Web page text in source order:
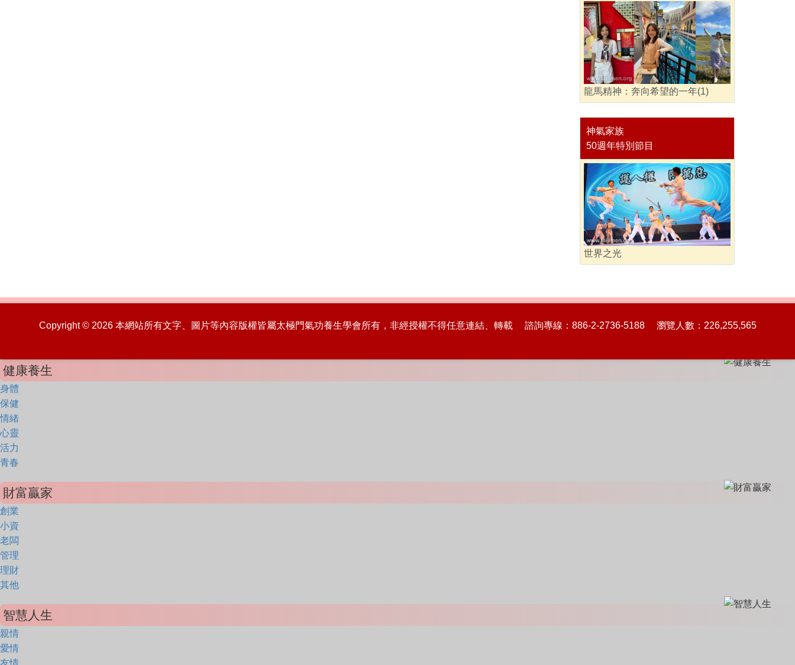
龍馬精神：奔向希望的一年(1)
神氣家族
50週年特別節目
世界之光
Copyright © 2026 本網站所有文字、圖片等內容版權皆屬太極門氣功養生學會所有，非經授權不得任意連結、轉載 諮詢專線：886-2-2736-5188 瀏覽人數：226,255,565
健康養生
身體
保健
情緒
心靈
活力
青春
財富贏家
創業
小資
老闆
管理
理財
其他
智慧人生
親情
愛情
友情